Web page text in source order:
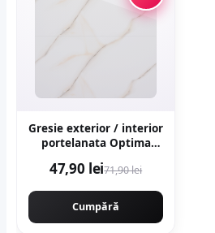
Gresie exterior / interior
portelanata Optima
lucioasa rectificata tip
47,90 lei71,90 lei
Cumpără